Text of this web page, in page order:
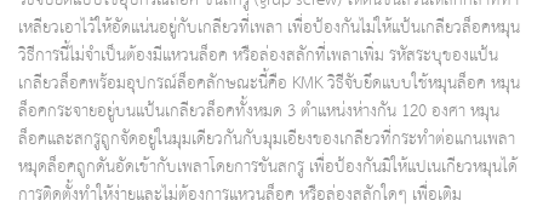
เหลียวเอาไว้ให้อัดแน่นอยู่กับเกลียวที่เพลา เพื่อป้องกันไม่ให้แป้นเกลียวล็อคหมุน
วิธีการนี้ไม่จำเป็นต้องมีแหวนล็อค หรือล่องสลักที่เพลาเพิ่ม รหัสระบุของแป้น
เกลียวล็อคพร้อมอุปกรณ์ล็อคลักษณะนี้คือ KMK วิธีจับยึดแบบใช้หมุนล็อค หมุน
ล็อคกระจายอยู่บนแป้นเกลียวล็อคทั้งหมด 3 ตำแหน่งห่างกัน 120 องศา หมุน
ล็อคและสกรูถูกจัดอยู่ในมุมเดียวกันกับมุมเอียงของเกลียวที่กระทำต่อแกนเพลา
หมุดล็อคถูกดันอัดเข้ากับเพลาโดยการขันสกรู เพื่อป้องกันมิให้แปเนเกียวหมุนได้
การติดตั้งทำให้ง่ายและไม่ต้องการแหวนล็อค หรือล่องสลักใดๆ เพื่อเติม